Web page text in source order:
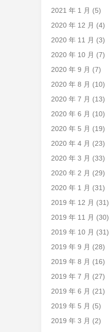
2021 年 1 月 (5)
2020 年 12 月 (4)
2020 年 11 月 (3)
2020 年 10 月 (7)
2020 年 9 月 (7)
2020 年 8 月 (10)
2020 年 7 月 (13)
2020 年 6 月 (10)
2020 年 5 月 (19)
2020 年 4 月 (23)
2020 年 3 月 (33)
2020 年 2 月 (29)
2020 年 1 月 (31)
2019 年 12 月 (31)
2019 年 11 月 (30)
2019 年 10 月 (31)
2019 年 9 月 (28)
2019 年 8 月 (16)
2019 年 7 月 (27)
2019 年 6 月 (21)
2019 年 5 月 (5)
2019 年 3 月 (2)